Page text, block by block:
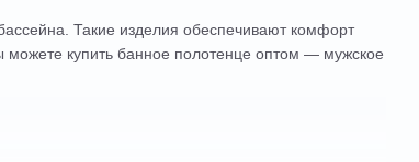
Такие изделия обеспечивают комфорт
можете купить банное полотенце оптом — мужское